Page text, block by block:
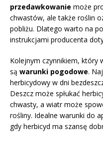
przedawkowanie może
chwastów, ale także roślin
pobliżu. Dlatego warto na
instrukcjami producenta
Kolejnym czynnikiem, który
są warunki pogodowe.
herbicydowy w dni
Deszcz może spłukać
chwasty, a wiatr może
rośliny. Idealne warunki do
gdy herbicyd ma szansę